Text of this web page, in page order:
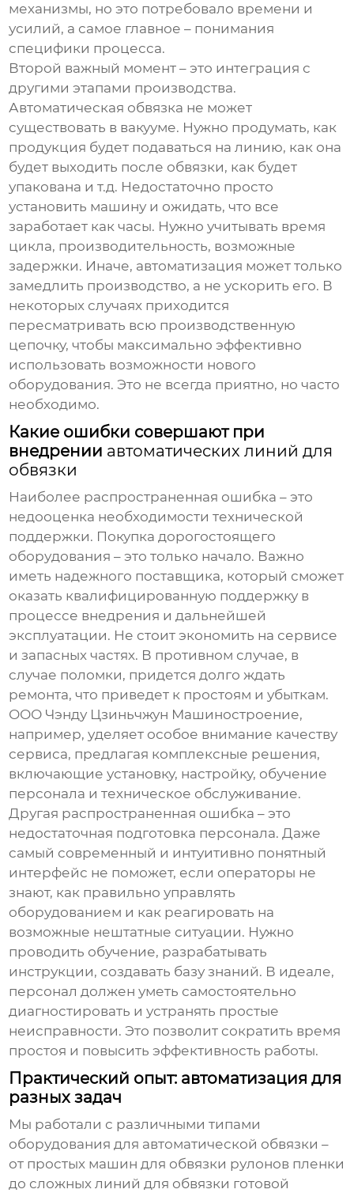
механизмы, но это потребовало времени и
усилий, а самое главное – понимания
специфики процесса.
Второй важный момент – это интеграция с
другими этапами производства.
Автоматическая обвязка не может
существовать в вакууме. Нужно продумать, как
продукция будет подаваться на линию, как она
будет выходить после обвязки, как будет
упакована и т.д. Недостаточно просто
установить машину и ожидать, что все
заработает как часы. Нужно учитывать время
цикла, производительность, возможные
задержки. Иначе, автоматизация может только
замедлить производство, а не ускорить его. В
некоторых случаях приходится
пересматривать всю производственную
цепочку, чтобы максимально эффективно
использовать возможности нового
оборудования. Это не всегда приятно, но часто
необходимо.
Какие ошибки совершают при
внедрении автоматических линий для
обвязки
Наиболее распространенная ошибка – это
недооценка необходимости технической
поддержки. Покупка дорогостоящего
оборудования – это только начало. Важно
иметь надежного поставщика, который сможет
оказать квалифицированную поддержку в
процессе внедрения и дальнейшей
эксплуатации. Не стоит экономить на сервисе
и запасных частях. В противном случае, в
случае поломки, придется долго ждать
ремонта, что приведет к простоям и убыткам.
ООО Чэнду Цзиньчжун Машиностроение,
например, уделяет особое внимание качеству
сервиса, предлагая комплексные решения,
включающие установку, настройку, обучение
персонала и техническое обслуживание.
Другая распространенная ошибка – это
недостаточная подготовка персонала. Даже
самый современный и интуитивно понятный
интерфейс не поможет, если операторы не
знают, как правильно управлять
оборудованием и как реагировать на
возможные нештатные ситуации. Нужно
проводить обучение, разрабатывать
инструкции, создавать базу знаний. В идеале,
персонал должен уметь самостоятельно
диагностировать и устранять простые
неисправности. Это позволит сократить время
простоя и повысить эффективность работы.
Практический опыт: автоматизация для
разных задач
Мы работали с различными типами
оборудования для автоматической обвязки –
от простых машин для обвязки рулонов пленки
до сложных линий для обвязки готовой